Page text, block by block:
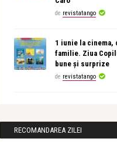
de revistatango
1 iunie la cinema,
familie. Ziua
bune și surprize
de revistatango
RECOMANDAREA ZILEI